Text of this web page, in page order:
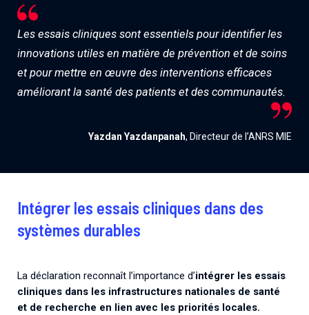
Les essais cliniques sont essentiels pour identifier les
innovations utiles en matière de prévention et de soins
et pour mettre en œuvre des interventions efficaces
améliorant la santé des patients et des communautés.
Yazdan Yazdanpanah, Directeur de l’ANRS MIE
Intégrer les essais cliniques dans des
systèmes durables
La déclaration reconnaît l’importance d’intégrer les essais
cliniques dans les infrastructures nationales de santé
et de recherche en lien avec les priorités locales.